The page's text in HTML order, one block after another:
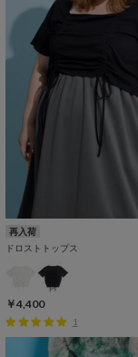
再入荷
ドロストトップス
￥4,400
1